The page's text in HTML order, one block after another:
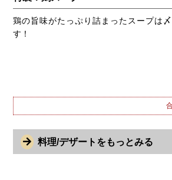
鶏の旨味がたっぷり詰まったスープは
す！
料理/デザートをもっとみる